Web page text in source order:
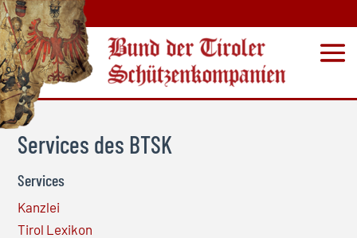
© Copyright
Services des BTSK
Services
Kanzlei
Tirol Lexikon